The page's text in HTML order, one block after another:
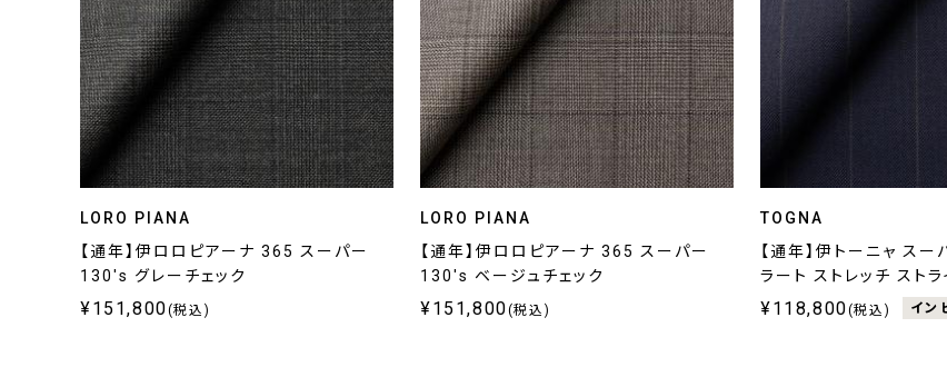
LORO PIANA
【通年】伊ロロピアーナ 365 スーパー
130's グレーチェック
¥151,800(税込)
LORO PIANA
【通年】伊ロロピアーナ 365 スーパー
130's ベージュチェック
¥151,800(税込)
TOGNA
【通年】伊トーニャ ス
ラート ストレッチ スト
¥118,800(税込) イン